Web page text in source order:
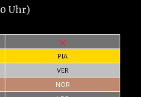
Uhr)
PIA
VER
NOR